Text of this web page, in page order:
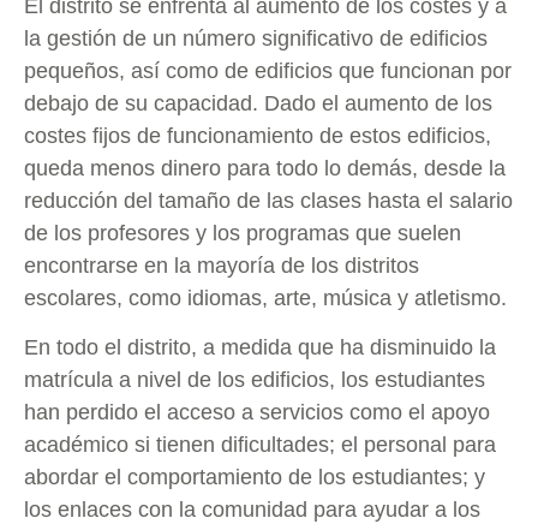
El distrito se enfrenta al aumento de los costes y a
la gestión de un número significativo de edificios
pequeños, así como de edificios que funcionan por
debajo de su capacidad. Dado el aumento de los
costes fijos de funcionamiento de estos edificios,
queda menos dinero para todo lo demás, desde la
reducción del tamaño de las clases hasta el salario
de los profesores y los programas que suelen
encontrarse en la mayoría de los distritos
escolares, como idiomas, arte, música y atletismo.
En todo el distrito, a medida que ha disminuido la
matrícula a nivel de los edificios, los estudiantes
han perdido el acceso a servicios como el apoyo
académico si tienen dificultades; el personal para
abordar el comportamiento de los estudiantes; y
los enlaces con la comunidad para ayudar a los